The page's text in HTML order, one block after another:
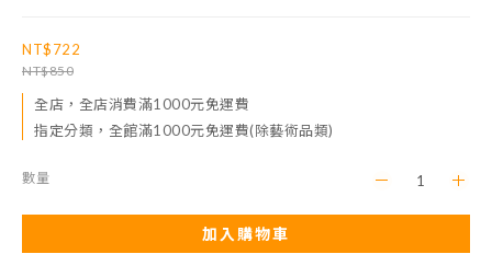
NT$722
NT$850
全店，全店消費滿1000元免運費
指定分類，全館滿1000元免運費(除藝術品類)
數量
加入購物車